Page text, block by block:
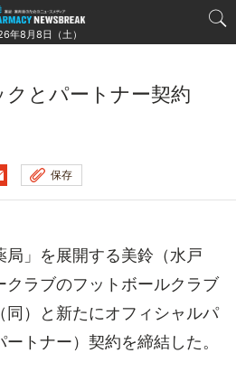
年8月8日（土）
とパートナー契約
保存
」を展開する美鈴（水戸
クラブのフットボールクラブ
同）と新たにオフィシャルパ
トナー）契約を締結した。